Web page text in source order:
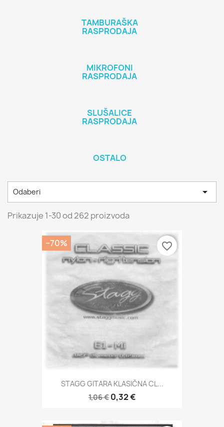
TAMBURAŠKA
RASPRODAJA
MIKROFONI
RASPRODAJA
SLUŠALICE
RASPRODAJA
OSTALO
Odaberi 
Prikazuje 1-30 od 262 proizvoda
STAGG GITARA KLASIČNA CL...
1,06 € 0,32 €
−70% favorite_border